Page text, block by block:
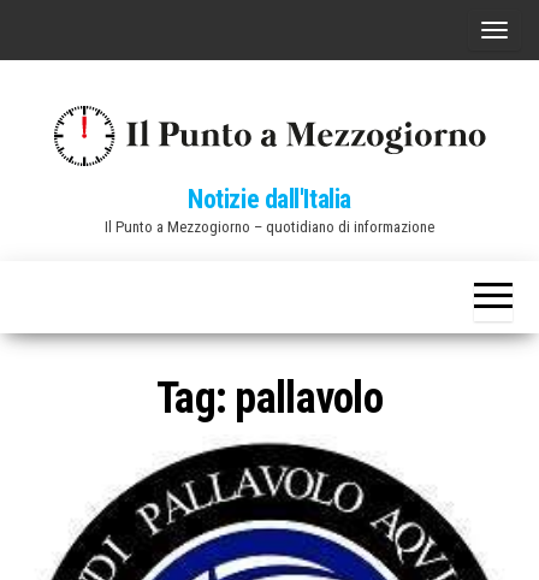
C
a
v
Notizie dall'Italia
Il Punto a Mezzogiorno – quotidiano di informazione
Tag: pallavolo